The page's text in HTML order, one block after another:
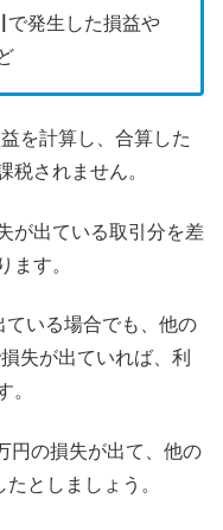
で発生した損益や
を計算し、合算した
税されません。
が出ている取引分を差
ます。
いる場合でも、他の
失が出ていれば、利
。
円の損失が出て、他の
としましょう。